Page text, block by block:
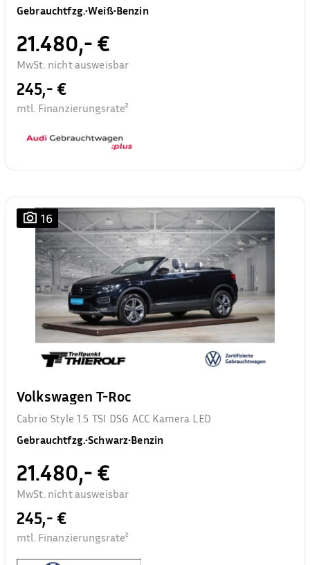
Gebrauchtfzg.•Weiß•Benzin
21.480,- €
MwSt. nicht ausweisbar
245,- €
mtl. Finanzierungsrate²
16
Volkswagen T-Roc
Cabrio Style 1.5 TSI DSG ACC Kamera LED
Gebrauchtfzg.•Schwarz•Benzin
21.480,- €
MwSt. nicht ausweisbar
245,- €
mtl. Finanzierungsrate²